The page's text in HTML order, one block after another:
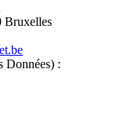
Bruxelles
Données) :